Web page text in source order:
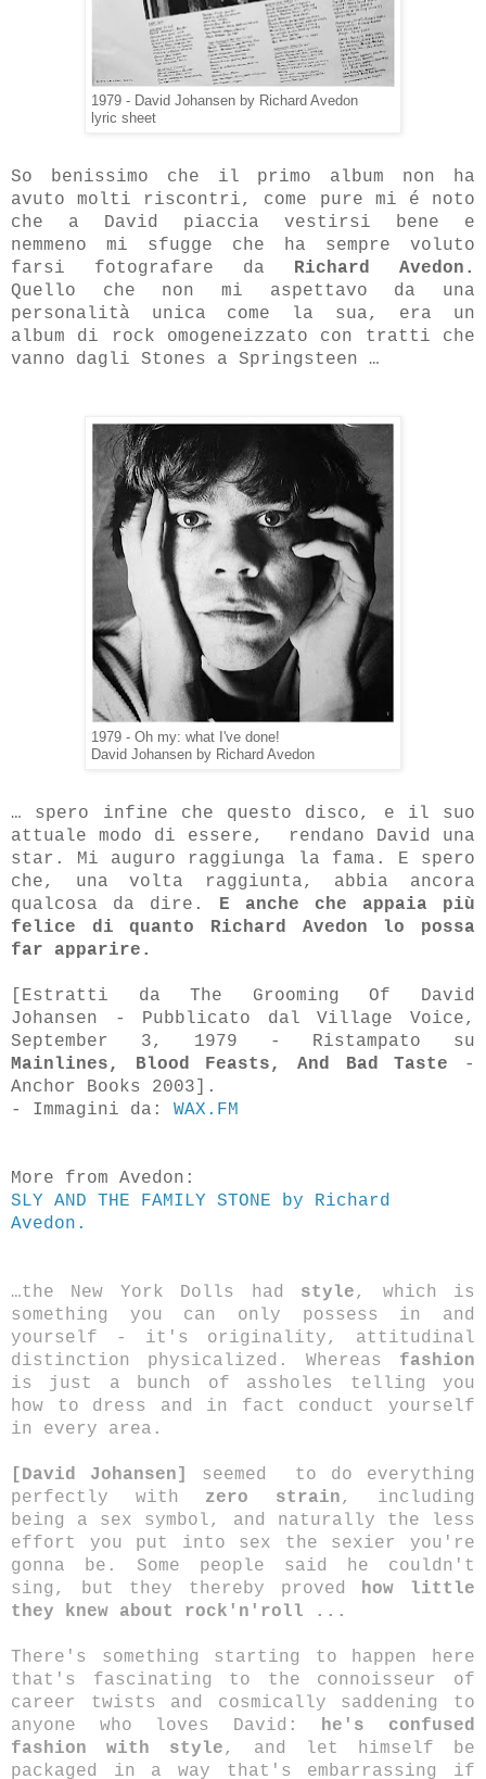
1979 - David Johansen by Richard Avedon
lyric sheet
So benissimo che il primo album non ha
avuto molti riscontri, come pure mi é noto
che a David piaccia vestirsi bene e
nemmeno mi sfugge che ha sempre voluto
farsi fotografare da Richard Avedon.
Quello che non mi aspettavo da una
personalità unica come la sua, era un
album di rock omogeneizzato con tratti che
vanno dagli Stones a Springsteen …
1979 - Oh my: what I've done!
David Johansen by Richard Avedon
… spero infine che questo disco, e il suo
attuale modo di essere, rendano David una
star. Mi auguro raggiunga la fama. E spero
che, una volta raggiunta, abbia ancora
qualcosa da dire. E anche che appaia più
felice di quanto Richard Avedon lo possa
far apparire.
[Estratti da The Grooming Of David
Johansen - Pubblicato dal Village Voice,
September 3, 1979 - Ristampato su
Mainlines, Blood Feasts, And Bad Taste -
Anchor Books 2003].
- Immagini da: WAX.FM
More from Avedon:
SLY AND THE FAMILY STONE by Richard
Avedon.
…the New York Dolls had style, which is
something you can only possess in and
yourself - it's originality, attitudinal
distinction physicalized. Whereas fashion
is just a bunch of assholes telling you
how to dress and in fact conduct yourself
in every area.
[David Johansen]
seemed to do everything
perfectly with zero strain, including
being a sex symbol, and naturally the less
effort you put into sex the sexier you're
gonna be. Some people said he couldn't
sing, but they thereby proved how little
they knew about rock'n'roll ...
There's something starting to happen here
that's fascinating to the connoisseur of
career twists and cosmically saddening to
anyone who loves David: he's confused
fashion with style, and let himself be
packaged in a way that's embarrassing if